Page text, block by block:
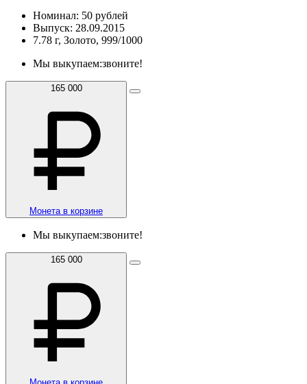
Номинал: 50 рублей
Выпуск: 28.09.2015
7.78 г, Золото, 999/1000
Мы выкупаем:звоните!
165 000
Монета в корзине
Мы выкупаем:звоните!
165 000